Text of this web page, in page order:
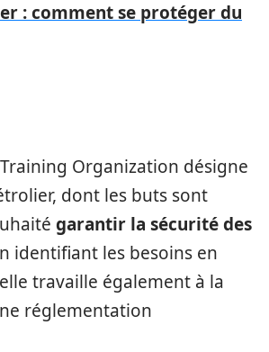
: comment se protéger du
Organization désigne
dont les buts sont
garantir la sécurité des
identifiant les besoins en
travaille également à la
réglementation